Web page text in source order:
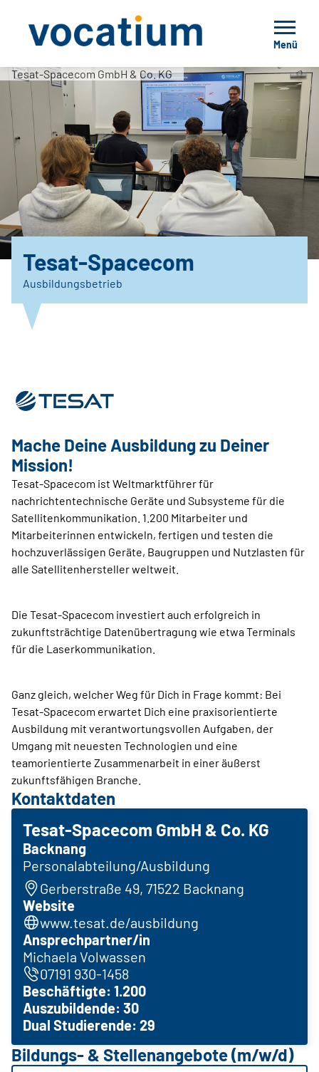
Menü
Tesat-Spacecom GmbH & Co. KG
Tesat-Spacecom
Ausbildungsbetrieb
Mache Deine ­Ausbildung zu Deiner
Mission!
Tesat-Spacecom ist Weltmarktführer für
nachrichtentechnische Geräte und Subsysteme für die
Satellitenkommunikation. 1.200 Mitarbeiter und
Mitarbeiterinnen entwickeln, fertigen und testen die
hochzuverlässigen Geräte, Baugruppen und Nutzlasten für
alle Satellitenhersteller weltweit.
Die Tesat-Spacecom investiert auch erfolgreich in
zukunftsträchtige Datenübertragung wie etwa Terminals
für die Laserkommunikation.
Ganz gleich, welcher Weg für Dich in Frage kommt: Bei
Tesat-Spacecom erwartet Dich eine praxisorientierte
Ausbildung mit verantwortungsvollen Aufgaben, der
Umgang mit neuesten Technologien und eine
teamorientierte Zusammenarbeit in einer äußerst
zukunftsfähigen Branche.
Kontaktdaten
Tesat-Spacecom GmbH & Co. KG
Backnang
Personalabteilung/Ausbildung
Gerberstraße 49, 71522 Backnang
Website
www.tesat.de/ausbildung
Ansprechpartner/in
Michaela Volwassen
07191 930-1458
Beschäftigte: 1.200
Auszubildende: 30
Dual Studierende: 29
Bildungs- & Stellenangebote (m/w/d)